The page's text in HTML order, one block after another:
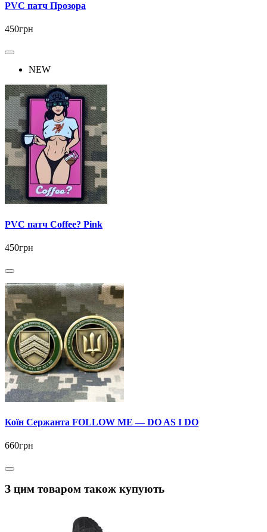
PVC патч Прозора
450грн
NEW
PVC патч Coffee? Pink
450грн
Коїн Сержанта FOLLOW ME — DO AS I DO
660грн
З цим товаром також купують